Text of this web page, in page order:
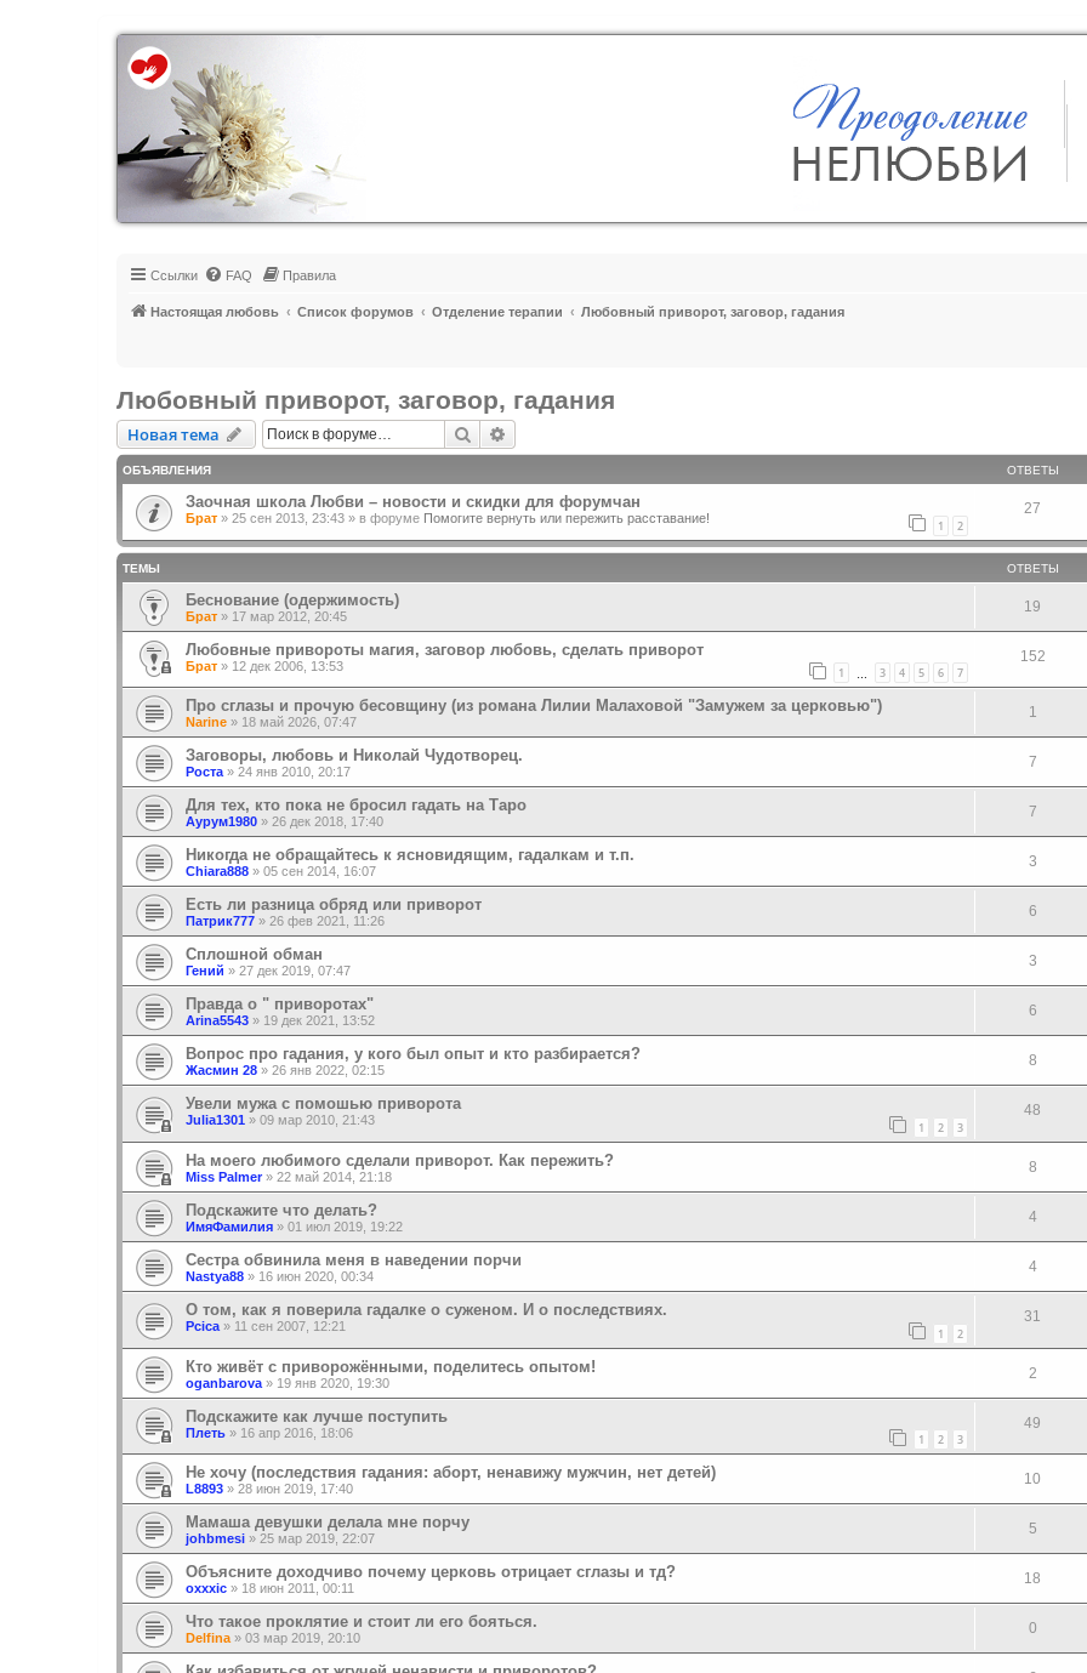
Регистрация
Ссылки FAQ Правила
Настоящая любовь Список форумов Отделение терапии Любовный приворот, заговор, гадания
Любовный приворот, заговор, гадания
Новая тема
Новаятема Поиск
ОБЪЯВЛЕНИЯ ОТВЕТЫ
Заочная школа Любви – новости и скидки для форумчан
Брат » 25 сен 2013, 23:43 » в форуме Помогите вернуть или пережить расставание! 1 2
27
ТЕМЫ ОТВЕТЫ
Беснование (одержимость)
Брат » 17 мар 2012, 20:45
19
Любовные привороты магия, заговор любовь, сделать приворот
Брат » 12 дек 2006, 13:53 1 3 4 5 6 7
152
Про сглазы и прочую бесовщину (из романа Лилии Малаховой "Замужем за церковью")
Narine » 18 май 2026, 07:47
1
Заговоры, любовь и Николай Чудотворец.
Роста » 24 янв 2010, 20:17
7
Для тех, кто пока не бросил гадать на Таро
Аурум1980 » 26 дек 2018, 17:40
7
Никогда не обращайтесь к ясновидящим, гадалкам и т.п.
Chiara888 » 05 сен 2014, 16:07
3
Есть ли разница обряд или приворот
Патрик777 » 26 фев 2021, 11:26
6
Сплошной обман
Гений » 27 дек 2019, 07:47
3
Правда о " приворотах"
Arina5543 » 19 дек 2021, 13:52
6
Вопрос про гадания, у кого был опыт и кто разбирается?
Жасмин 28 » 26 янв 2022, 02:15
8
Увели мужа с помошью приворота
Julia1301 » 09 мар 2010, 21:43 1 2 3
48
На моего любимого сделали приворот. Как пережить?
Miss Palmer» 22 май 2014, 21:18
8
Подскажите что делать?
ИмяФамилия » 01 июл 2019, 19:22
4
Сестра обвинила меня в наведении порчи
Nastya88 » 16 июн 2020, 00:34
4
О том, как я поверила гадалке о суженом. И о последствиях.
Pcica » 11 сен 2007, 12:21 1 2
31
Кто живёт с приворожёнными, поделитесь опытом!
oganbarova » 19 янв 2020, 19:30
2
Подскажите как лучше поступить
Плеть » 16 апр 2016, 18:06 1 2 3
49
Не хочу (последствия гадания: аборт, ненавижу мужчин, нет детей)
L8893 » 28 июн 2019, 17:40
10
Мамаша девушки делала мне порчу
johbmesi » 25 мар 2019, 22:07
5
Объясните доходчиво почему церковь отрицает сглазы и тд?
oxxxic » 18 июн 2011, 00:11
18
Что такое проклятие и стоит ли его бояться.
Delfina » 03 мар 2019, 20:10
0